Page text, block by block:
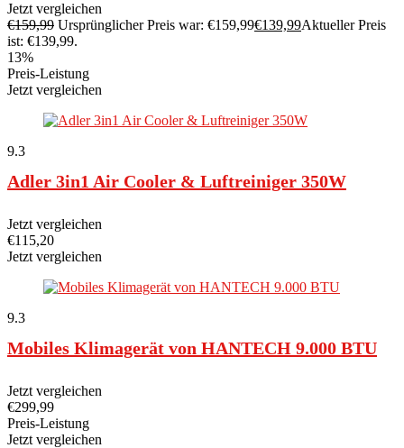
Jetzt vergleichen
€159,99 Ursprünglicher Preis war: €159,99€139,99Aktueller Preis
ist: €139,99.
13%
Preis-Leistung
Jetzt vergleichen
9.3
Adler 3in1 Air Cooler & Luftreiniger 350W
Jetzt vergleichen
€115,20
Jetzt vergleichen
9.3
Mobiles Klimagerät von HANTECH 9.000 BTU
Jetzt vergleichen
€299,99
Preis-Leistung
Jetzt vergleichen